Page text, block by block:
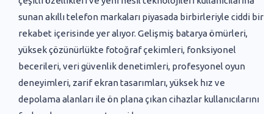
sunan akıllı telefon markaları piyasada birbirleriyle ciddi bir
rekabet içerisinde yer alıyor. Gelişmiş batarya ömürleri,
yüksek çözünürlükte fotoğraf çekimleri, fonksiyonel
becerileri, veri güvenlik denetimleri, profesyonel oyun
deneyimleri, zarif ekran tasarımları, yüksek hız ve
depolama alanları ile ön plana çıkan cihazlar kullanıcılarını